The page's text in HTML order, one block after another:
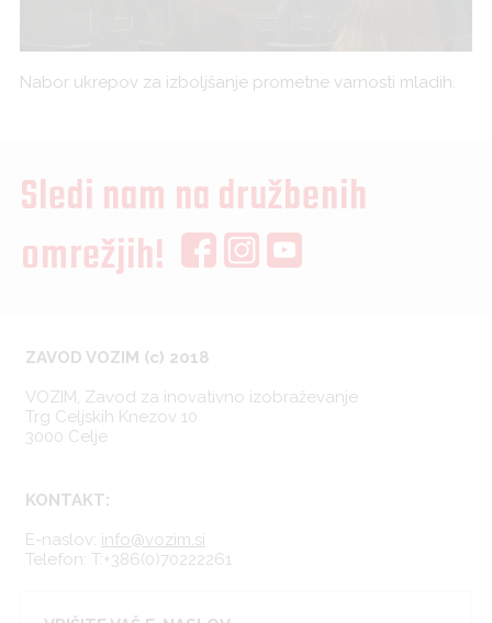
Nabor ukrepov za izboljšanje prometne varnosti mladih.
Sledi nam na družbenih
omrežjih!
ZAVOD VOZIM (c) 2018
VOZIM, Zavod za inovativno izobraževanje
Trg Celjskih Knezov 10
3000 Celje
KONTAKT:
E-naslov: info@vozim.si
Telefon: T:+386(0)70222261